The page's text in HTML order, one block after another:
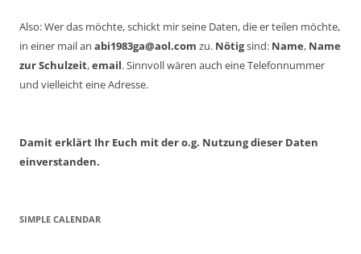
Also: Wer das möchte, schickt mir seine Daten, die er teilen möchte,
in einer mail an abi1983ga@aol.com zu. Nötigsind: Name, Name
zur Schulzeit,email. Sinnvoll wären auch eine Telefonnummer
und vielleicht eine Adresse.
Damit erklärt Ihr Euch mit der o.g. Nutzung dieser Daten
einverstanden.
SIMPLE CALENDAR